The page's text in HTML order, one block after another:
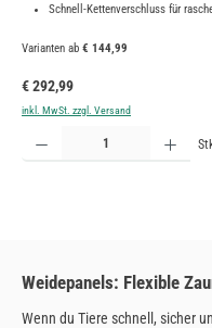
Schnell-Kettenverschluss für
Varianten ab € 144,99
Regulärer Preis:
€ 292,99
inkl. MwSt. zzgl. Versand
Produkt Anzahl: Gib den gewünschten
Weidepanels: Flexible
Wenn du Tiere schnell, sicher